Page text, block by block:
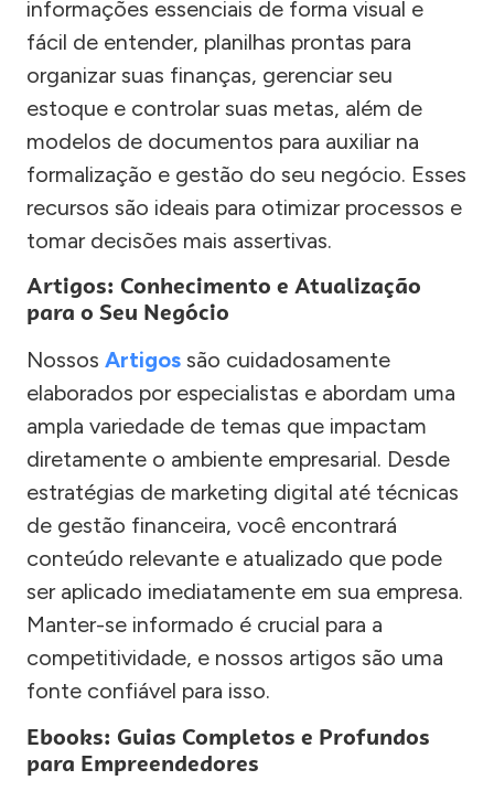
informações essenciais de forma visual e
fácil de entender, planilhas prontas para
organizar suas finanças, gerenciar seu
estoque e controlar suas metas, além de
modelos de documentos para auxiliar na
formalização e gestão do seu negócio. Esses
recursos são ideais para otimizar processos e
tomar decisões mais assertivas.
Artigos: Conhecimento e Atualização
para o Seu Negócio
Nossos Artigos são cuidadosamente
elaborados por especialistas e abordam uma
ampla variedade de temas que impactam
diretamente o ambiente empresarial. Desde
estratégias de marketing digital até técnicas
de gestão financeira, você encontrará
conteúdo relevante e atualizado que pode
ser aplicado imediatamente em sua empresa.
Manter-se informado é crucial para a
competitividade, e nossos artigos são uma
fonte confiável para isso.
Ebooks: Guias Completos e Profundos
para Empreendedores